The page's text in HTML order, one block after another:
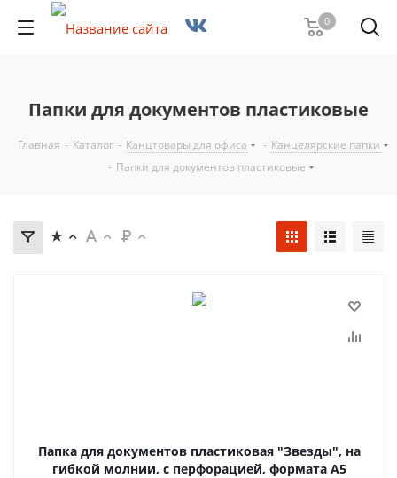
0
Папки для документов пластиковые
Главная - Каталог - Канцтовары для офиса - Канцелярские папки
- Папки для документов пластиковые
Папка для документов пластиковая "Звезды", на
гибкой молнии, с перфорацией, формата А5